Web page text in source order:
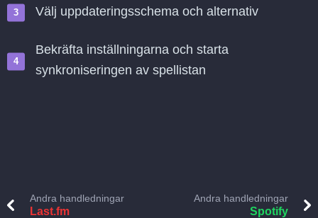
Välj uppdateringsschema och alternativ
Bekräfta inställningarna och starta
synkroniseringen av spellistan
Andra handledningar
Last.fm
Andra handledningar
Spotify